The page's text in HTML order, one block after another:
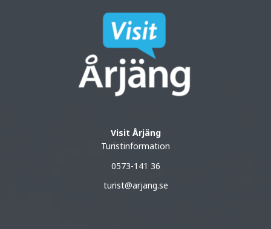
Visit Årjäng
Turistinformation
0573-141 36
turist@arjang.se